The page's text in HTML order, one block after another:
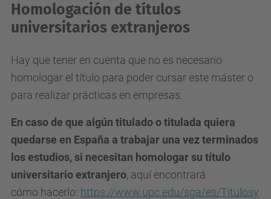
Homologación de títulos
universitarios extranjeros
Hay que tener en cuenta que no es necesario
homologar el título para poder cursar este máster o
para realizar prácticas en empresas.
En caso de que algún titulado o titulada quiera
quedarse en España a trabajar una vez terminados
los estudios, si necesitan homologar su título
universitario extranjero, aquí encontrará
cómo hacerlo: https://www.upc.edu/sga/es/Titulosy